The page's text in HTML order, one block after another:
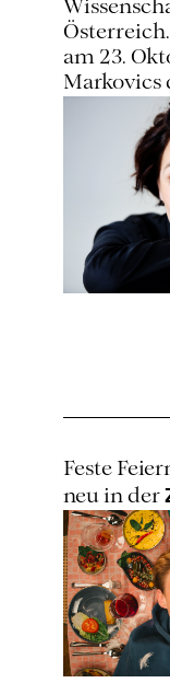
am 23.
Markovics
Feste
neu in der